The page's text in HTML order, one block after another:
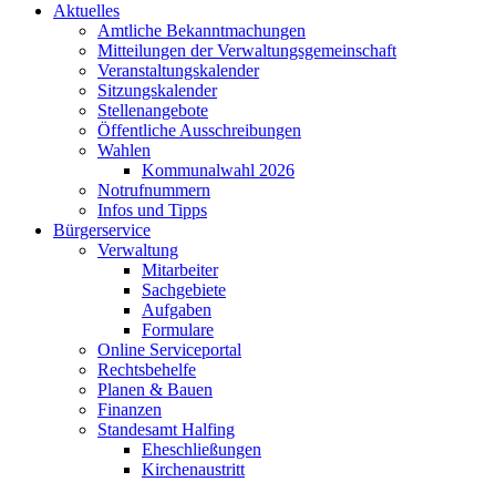
Aktuelles
Amtliche Bekanntmachungen
Mitteilungen der Verwaltungsgemeinschaft
Veranstaltungskalender
Sitzungskalender
Stellenangebote
Öffentliche Ausschreibungen
Wahlen
Kommunalwahl 2026
Notrufnummern
Infos und Tipps
Bürgerservice
Verwaltung
Mitarbeiter
Sachgebiete
Aufgaben
Formulare
Online Serviceportal
Rechtsbehelfe
Planen & Bauen
Finanzen
Standesamt Halfing
Eheschließungen
Kirchenaustritt